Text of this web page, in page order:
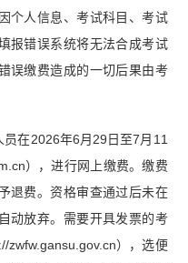
个人信息、考试科目、考试
报错误系统将无法合成考试
误缴费造成的一切后果由考
在2026年6月29日至7月11
），进行网上缴费。缴费
退费。资格审查通过后未在
动放弃。需要开具发票的考
zwfw.gansu.gov.cn），选便